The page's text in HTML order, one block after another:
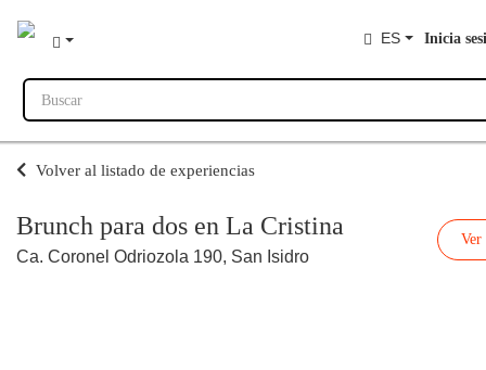
ES Inicia
Buscar
Volver al listado de experiencias
Brunch para dos en La Cristina
Ca. Coronel Odriozola 190, San Isidro
Ver